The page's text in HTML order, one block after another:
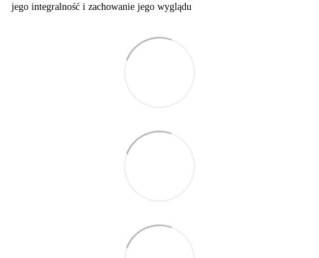
jego integralność i zachowanie jego wyglądu